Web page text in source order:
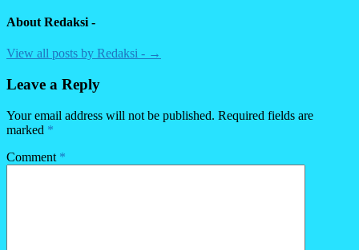
About Redaksi -
View all posts by Redaksi - →
Leave a Reply
Your email address will not be published. Required fields are
marked *
Comment *